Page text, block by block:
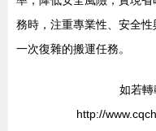
務時，注重專業性、安全
一次復雜的搬運任務。
如若轉
http://